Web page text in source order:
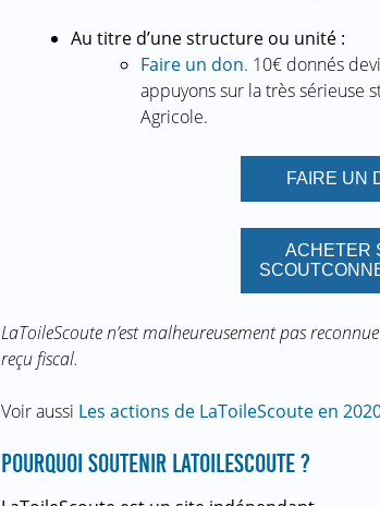
Au titre d’une structure ou unité :
Faire un don. 10€ donnés
appuyons sur la très sérieuse
Agricole.
FAIRE UN
ACHETER
LaToileScoute n’est malheureusement pas
reçu fiscal.
Voir aussi Les actions de LaToileScoute en
POURQUOI SOUTENIR LATOILESCOUTE ?